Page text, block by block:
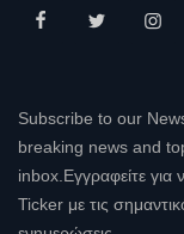
Subscribe to our
breaking news and
inbox.Εγγραφείτε
Ticker με τις